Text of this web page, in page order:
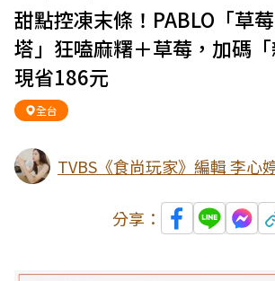
甜點控凍末條！PABLO「草
塔」狂嗑麻糬＋草莓，加碼「
現省186元
全台
TVBS《食尚玩家》編輯 李心
分享：